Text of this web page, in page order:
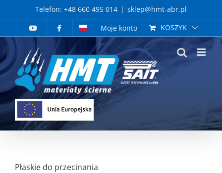
to
Telefon: +48 660 495 014 | sklep@hmt-abr.pl
Moje konto
KOSZYK
Płaskie do przecinania